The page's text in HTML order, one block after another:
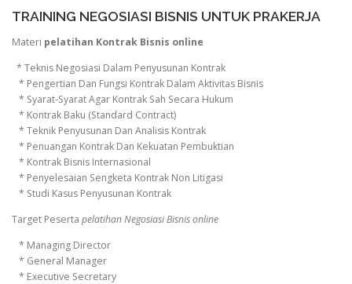
TRAINING NEGOSIASI BISNIS UNTUK PRAKERJA
Materi pelatihan Kontrak Bisnis online
* Teknis Negosiasi Dalam Penyusunan Kontrak
* Pengertian Dan Fungsi Kontrak Dalam Aktivitas Bisnis
* Syarat-Syarat Agar Kontrak Sah Secara Hukum
* Kontrak Baku (Standard Contract)
* Teknik Penyusunan Dan Analisis Kontrak
* Penuangan Kontrak Dan Kekuatan Pembuktian
* Kontrak Bisnis Internasional
* Penyelesaian Sengketa Kontrak Non Litigasi
* Studi Kasus Penyusunan Kontrak
Target Peserta pelatihan Negosiasi Bisnis online
* Managing Director
* General Manager
* Executive Secretary